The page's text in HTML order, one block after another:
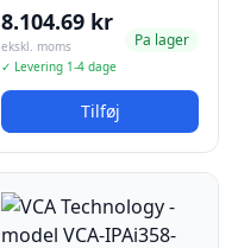
8.104.69 kr
ekskl. moms
✓ Levering 1-4 dage
Pa lager
Tilføj